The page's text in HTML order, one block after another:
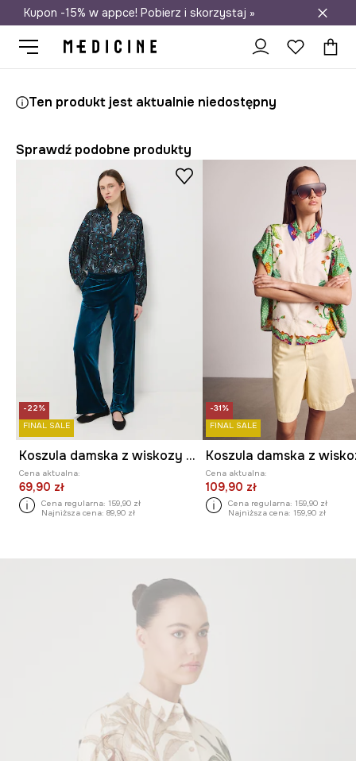
Darmowa dostawa do salonów
Kupon -15% w appce! Pobierz i skorzystaj »
Ten produkt jest aktualnie niedostępny
Sprawdź podobne produkty
-22%
FINAL SALE
Koszula damska z wiskozy wzorzysta
Cena aktualna:
69,90 zł
Cena regularna: 159,90 zł
Najniższa cena: 89,90 zł
-31%
FINAL SALE
Cena aktualna:
109,90 zł
Cena regularna: 159,90 zł
Najniższa cena: 159,90 zł